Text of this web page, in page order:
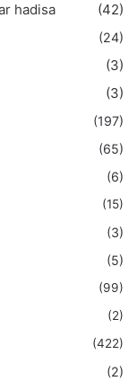
hadisa
(42)
(24)
(3)
(3)
(197)
(65)
(6)
(15)
(3)
(5)
(99)
(2)
(422)
(2)